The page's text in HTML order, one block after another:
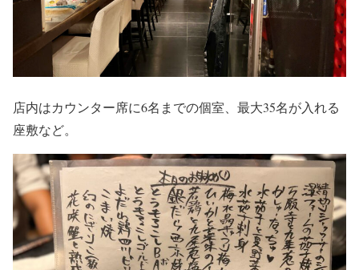
店内はカウンター席に6名までの個室、最大35名が入れる
座敷など。